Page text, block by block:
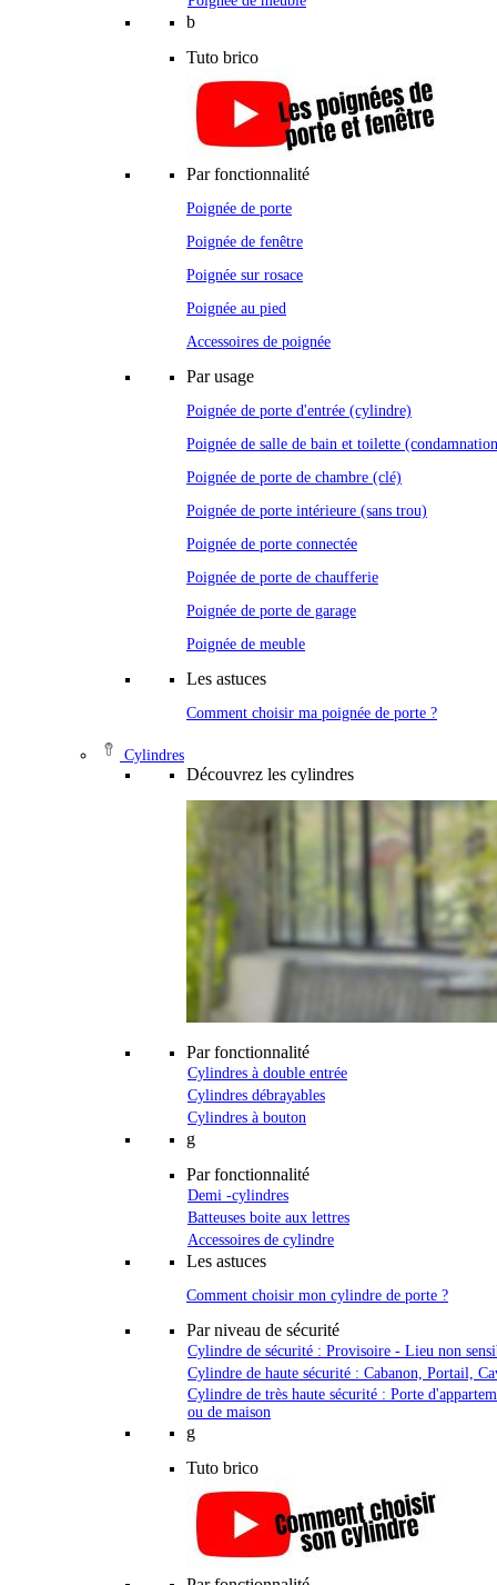
b
Tuto brico
Par fonctionnalité
Poignée de porte
Poignée de fenêtre
Poignée sur rosace
Poignée au pied
Accessoires de poignée
Par usage
Poignée de porte d'entrée (cylindre)
Poignée de salle de bain et toilette
Poignée de porte de chambre (clé)
Poignée de porte intérieure (sans trou)
Poignée de porte connectée
Poignée de porte de chaufferie
Poignée de porte de garage
Poignée de meuble
Les astuces
Comment choisir ma poignée de porte ?
Cylindres
Découvrez les cylindres
Par fonctionnalité
Cylindres à double entrée
Cylindres débrayables
Cylindres à bouton
g
Par fonctionnalité
Demi -cylindres
Batteuses boite aux lettres
Accessoires de cylindre
Les astuces
Comment choisir mon cylindre de porte ?
Par niveau de sécurité
Cylindre de sécurité : Provisoire - Lieu non
Cylindre de haute sécurité : Cabanon, Portail,
Cylindre de très haute sécurité : Porte
ou de maison
g
Tuto brico